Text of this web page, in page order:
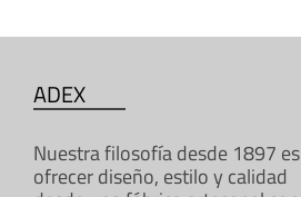
ADEX
Nuestra filosofía desde 1897 es
ofrecer diseño, estilo y calidad